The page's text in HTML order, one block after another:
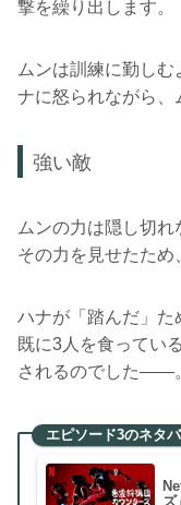
撃を繰り出します。
ムンは訓練に勤し
ナに怒られながら、
強い敵
ムンの力は隠し切れ
その力を見せたため
ハナが「踏んだ」た
既に3人を食ってい
されるのでした――
エピソード3のネタ
ズ